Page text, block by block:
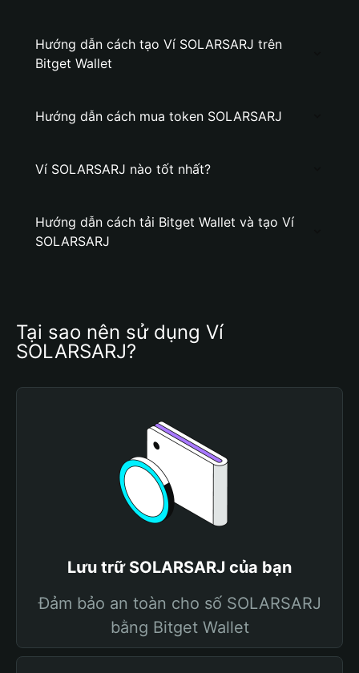
Hướng dẫn cách tạo Ví SOLARSARJ trên
Bitget Wallet
Hướng dẫn cách mua token SOLARSARJ
Ví SOLARSARJ nào tốt nhất?
Hướng dẫn cách tải Bitget Wallet và tạo Ví
SOLARSARJ
Tại sao nên sử dụng Ví
SOLARSARJ?
Lưu trữ SOLARSARJ của bạn
Đảm bảo an toàn cho số SOLARSARJ
bằng Bitget Wallet